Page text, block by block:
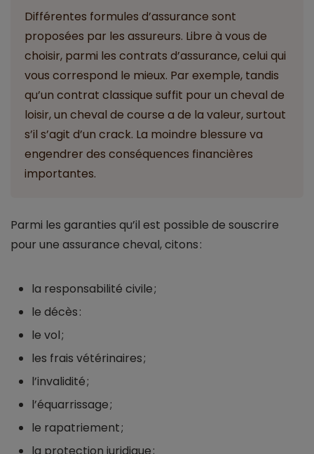
Différentes formules d’assurance sont
proposées par les assureurs. Libre à vous de
choisir, parmi les contrats d’assurance, celui qui
vous correspond le mieux. Par exemple, tandis
qu’un contrat classique suffit pour un cheval de
loisir, un cheval de course a de la valeur, surtout
s’il s’agit d’un crack. La moindre blessure va
engendrer des conséquences financières
importantes.
Parmi les garanties qu’il est possible de souscrire
pour une assurance cheval, citons :
la responsabilité civile ;
le décès :
le vol ;
les frais vétérinaires ;
l’invalidité ;
l’équarrissage ;
le rapatriement ;